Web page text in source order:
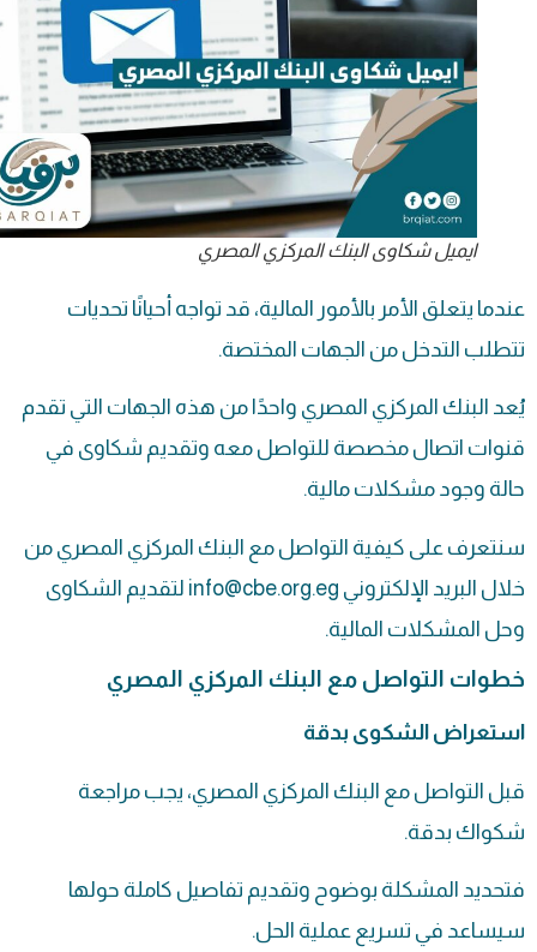
ايميل شكاوى البنك المركزي المصري
عندما يتعلق الأمر بالأمور المالية، قد تواجه أحيانًا تحديات
تتطلب التدخل من الجهات المختصة.
يُعد البنك المركزي المصري واحدًا من هذه الجهات التي تقدم
قنوات اتصال مخصصة للتواصل معه وتقديم شكاوى في
حالة وجود مشكلات مالية.
سنتعرف على كيفية التواصل مع البنك المركزي المصري من
خلال البريد الإلكتروني info@cbe.org.eg لتقديم الشكاوى
وحل المشكلات المالية.
خطوات التواصل مع البنك المركزي المصري
استعراض الشكوى بدقة
قبل التواصل مع البنك المركزي المصري، يجب مراجعة
شكواك بدقة.
فتحديد المشكلة بوضوح وتقديم تفاصيل كاملة حولها
سيساعد في تسريع عملية الحل.